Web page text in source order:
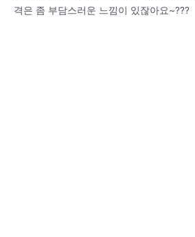
격은 좀 부담스러운 느낌이 있잖아요~???